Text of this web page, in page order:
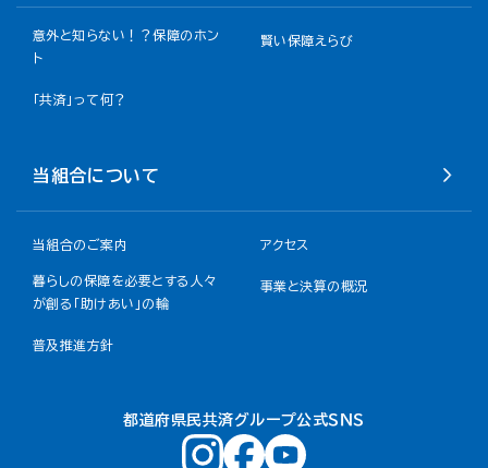
意外と知らない！？保障のホン
ト
賢い保障えらび
「共済」って何？
当組合について
当組合のご案内 アクセス
暮らしの保障を必要とする人々
が創る「助けあい」の輪
事業と決算の概況
普及推進方針
都道府県民共済グループ公式ＳＮＳ